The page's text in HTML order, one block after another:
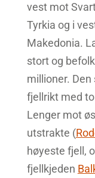
vest mot
Tyrkia og i
Makedonia.
stort og
millioner.
fjellrikt med
Lenger mot
utstrakte (
høyeste fjell,
fjellkjeden